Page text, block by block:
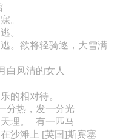
。
。
。欲将轻骑逐，大雪满
白风清的女人
的相对待。
分热，发一分光
理。
有一匹马
沙滩上 [英国]斯宾塞